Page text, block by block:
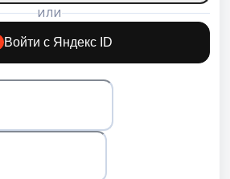
ИЛИ
Войти с Яндекс ID